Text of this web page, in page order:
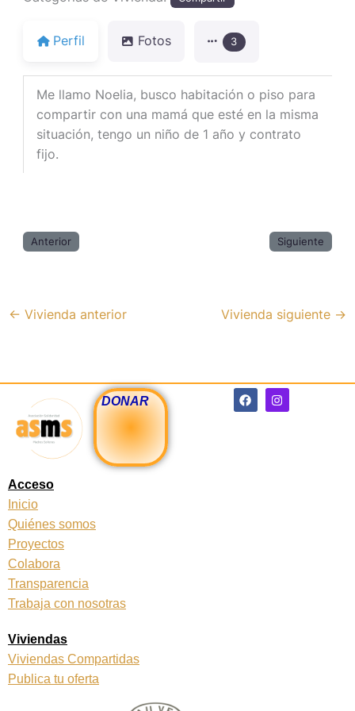
Perfil Fotos 3
Me llamo Noelia, busco habitación o piso para
compartir con una mamá que esté en la misma
situación, tengo un niño de 1 año y contrato
fijo.
Anterior Siguiente
← Vivienda anterior Vivienda siguiente →
DONAR
F
a
I
n
Acceso
Inicio
Quiénes somos
Proyectos
Colabora
Transparencia
Trabaja con nosotras
Viviendas
Viviendas Compartidas
Publica tu oferta